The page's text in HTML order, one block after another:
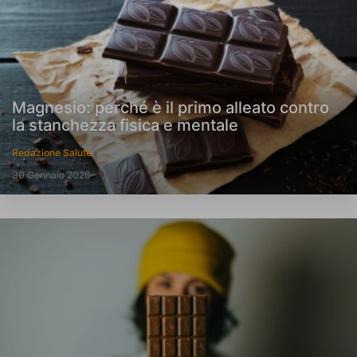
Magnesio: perché è il primo alleato contro
la stanchezza fisica e mentale
Redazione Salute
30 Gennaio 2026